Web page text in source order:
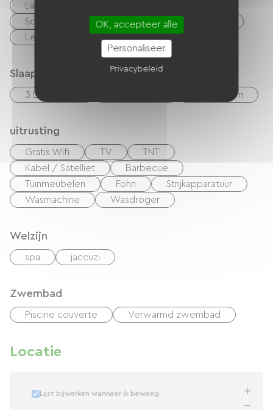
Lakens en linnen inbegrepen
Schoonmaak met toeslag
Fietsenverhuur
Lening van fietsen
Slaapgelegenheid
3 Lits 160cm 3 Lits 90cm
uitrusting
Gratis Wifi TV
TNT
Kabel / Satelliet
Barbecue
Tuinmeubelen
Föhn
Strijkapparatuur
Wasmachine
Wasdroger
Welzijn
spa jaccuzi
Zwembad
Piscine couverte Verwarmd zwembad
Locatie
Lijst bijwerken wanneer ik beweeg
OK, accepteer alle
Personaliseer
Privacybeleid